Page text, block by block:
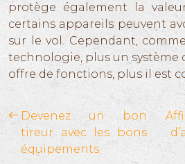
protège également la
certains appareils peuvent
sur le vol. Cependant,
technologie, plus un système
offre de fonctions, plus il est
Devenez un bon
tireur avec les bons
équipements